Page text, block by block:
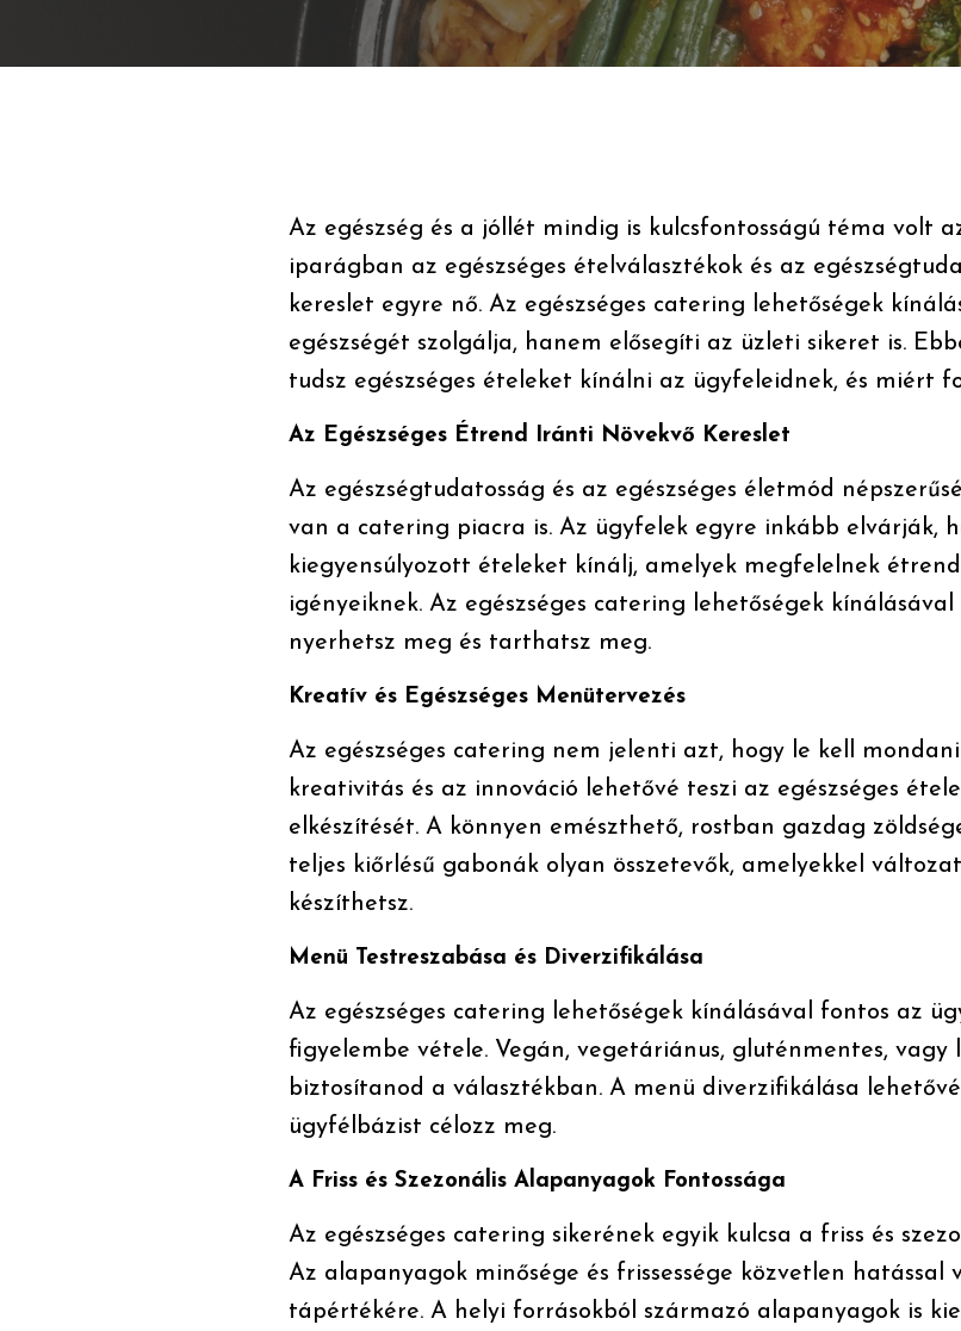
Az egészség és a jóllét mindig is kulcsfontosságú téma volt
iparágban az egészséges ételválasztékok és az
kereslet egyre nő. Az egészséges catering lehetőségek
egészségét szolgálja, hanem elősegíti az üzleti sikeret is.
tudsz egészséges ételeket kínálni az ügyfeleidnek, és miért
Az Egészséges Étrend Iránti Növekvő Kereslet
Az egészségtudatosság és az egészséges életmód
van a catering piacra is. Az ügyfelek egyre inkább elvárják,
kiegyensúlyozott ételeket kínálj, amelyek megfelelnek
igényeiknek. Az egészséges catering lehetőségek
nyerhetsz meg és tarthatsz meg.
Kreatív és Egészséges Menütervezés
Az egészséges catering nem jelenti azt, hogy le kell
kreativitás és az innováció lehetővé teszi az egészséges
elkészítését. A könnyen emészthető, rostban gazdag
teljes kiőrlésű gabonák olyan összetevők, amelyekkel
készíthetsz.
Menü Testreszabása és Diverzifikálása
Az egészséges catering lehetőségek kínálásával fontos az
figyelembe vétele. Vegán, vegetáriánus, gluténmentes,
biztosítanod a választékban. A menü diverzifikálása
ügyfélbázist célozz meg.
A Friss és Szezonális Alapanyagok Fontossága
Az egészséges catering sikerének egyik kulcsa a friss és
Az alapanyagok minősége és frissessége közvetlen hatással
tápértékére. A helyi forrásokból származó alapanyagok is